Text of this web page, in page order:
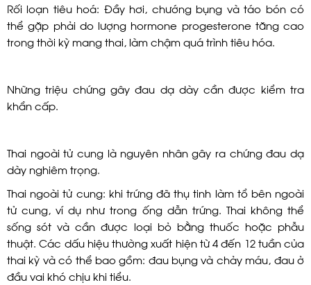
Rối loạn tiêu hoá: Đầy hơi, chướng bụng và táo bón có
thể gặp phải do lượng hormone progesterone tăng cao
trong thời kỳ mang thai, làm chậm quá trình tiêu hóa.
Những triệu chứng gây đau dạ dày cần được kiểm tra
khẩn cấp.
Thai ngoài tử cung là nguyên nhân gây ra chứng đau dạ
dày nghiêm trọng.
Thai ngoài tử cung: khi trứng đã thụ tinh làm tổ bên ngoài
tử cung, ví dụ như trong ống dẫn trứng. Thai không thể
sống sót và cần được loại bỏ bằng thuốc hoặc phẫu
thuật. Các dấu hiệu thường xuất hiện từ 4 đến 12 tuần của
thai kỳ và có thể bao gồm: đau bụng và chảy máu, đau ở
đầu vai khó chịu khi tiểu.